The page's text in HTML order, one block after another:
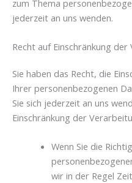
zum Thema
jederzeit an uns wenden.
Recht auf Einschränkung
Sie haben das Recht, die
Ihrer personenbezogenen
Sie sich jederzeit an uns
Einschränkung der
Wenn Sie die
wir in der Regel